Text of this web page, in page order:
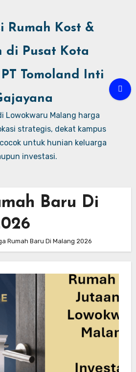
Rumah Kost &
di Pusat Kota
Tomoland Inti
Lowokwaru Malang harga
strategis, dekat kampus
untuk hunian keluarga
investasi.
Baru Di
Rumah Baru Di Malang 2026